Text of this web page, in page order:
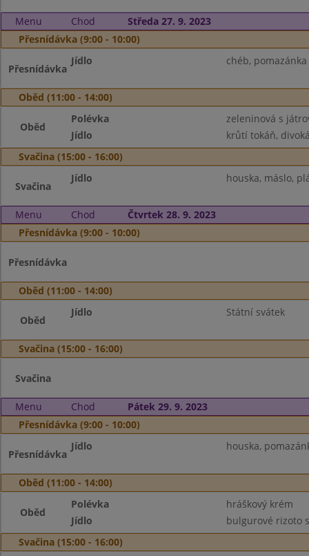
Menu Chod
Středa 27. 9. 2023
Přesnídávka (9:00 - 10:00)
Přesnídávka
Jídlo chéb,
Oběd (11:00 - 14:00)
Oběd
Polévka
zeleninová s
Jídlo
krůtí tokáň,
Svačina (15:00 - 16:00)
Svačina
Jídlo houska, máslo,
Menu Chod
Čtvrtek 28. 9. 2023
Přesnídávka (9:00 - 10:00)
Přesnídávka
Oběd (11:00 - 14:00)
Oběd
Jídlo Státní svátek
Svačina (15:00 - 16:00)
Svačina
Menu Chod
Pátek 29. 9. 2023
Přesnídávka (9:00 - 10:00)
Přesnídávka
Jídlo houska,
Oběd (11:00 - 14:00)
Oběd
Polévka
hráškový krém
Jídlo
bulgurové rizoto
Svačina (15:00 - 16:00)